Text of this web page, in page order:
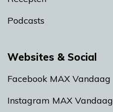
Podcasts
Websites & Social
Facebook MAX Vandaag
Instagram MAX Vandaag